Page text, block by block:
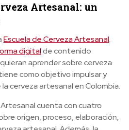
Artesanal: un
Escuela de Cerveza Artesanal.
digitalde contenido
aprender sobre cerveza
como objetivo impulsar y
cerveza artesanal en Colombia.
cuenta con cuatro
origen, proceso, elaboración,